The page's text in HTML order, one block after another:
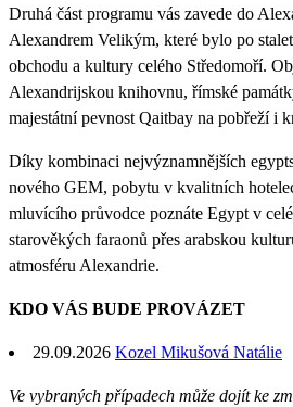
Druhá část programu vás zavede do
Alexandrem Velikým, které bylo po
obchodu a kultury celého Středomoří.
Alexandrijskou knihovnu, římské
majestátní pevnost Qaitbay na pobřeží i
Díky kombinaci nejvýznamnějších
nového GEM, pobytu v kvalitních
mluvícího průvodce poznáte Egypt v
starověkých faraonů přes arabskou
atmosféru Alexandrie.
KDO VÁS BUDE PROVÁZET
29.09.2026 Kozel Mikušová Natálie
Ve vybraných případech může dojít ke